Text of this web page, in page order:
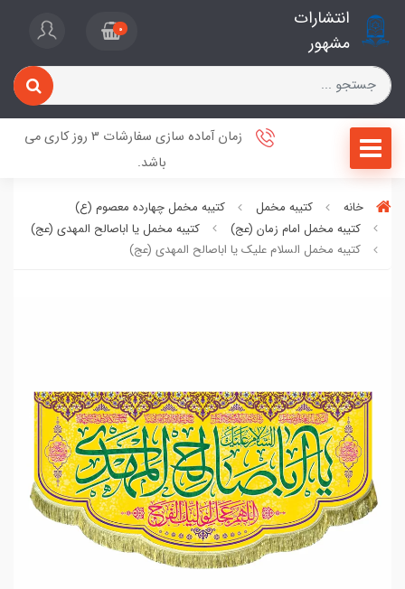
انتشارات
مشهور
0
زمان آماده سازی سفارشات 3 روز کاری می
باشد.
خانه کتیبه مخمل
کتیبه مخمل چهارده معصوم (ع)
کتیبه مخمل امام زمان (عج)
کتیبه مخمل یا اباصالح المهدی (عج)
کتیبه مخمل السلام علیک یا اباصالح المهدی (عج)